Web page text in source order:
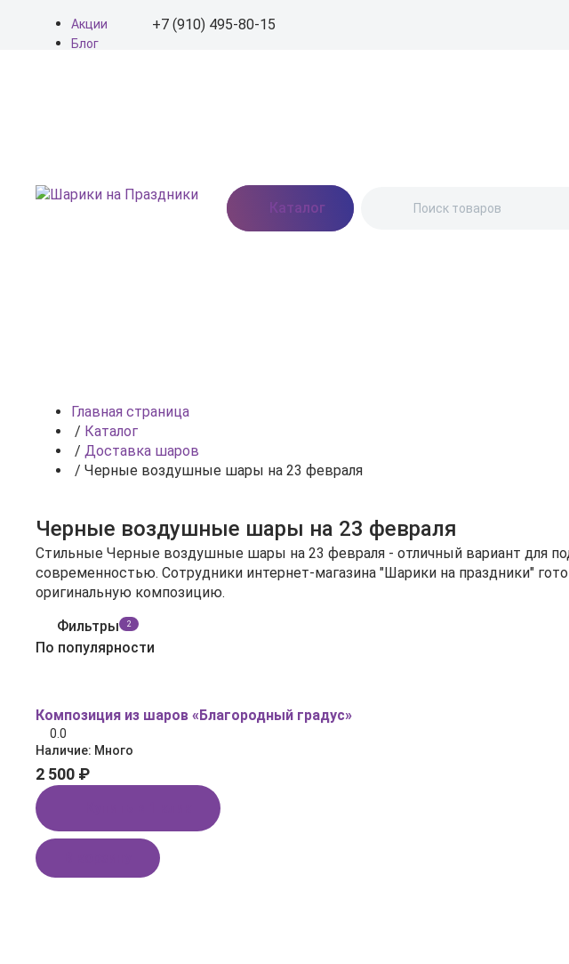
Акции
Блог
+7 (910) 495-80-15
Москва, Востряковское
шоссе, дом 7, стр. 3
Каталог
Главная страница
/ Каталог
/ Доставка шаров
/ Черные воздушные шары на 23 февраля
Черные воздушные шары на 23 февраля
Стильные Черные воздушные шары на 23 февраля - отличный вариант для подарка или украшения
современностью. Сотрудники интернет-магазина "Шарики на праздники"
оригинальную композицию.
Фильтры
2
По популярности
Композиция из шаров «Благородный градус»
0.0
Наличие: Много
2 500 ₽